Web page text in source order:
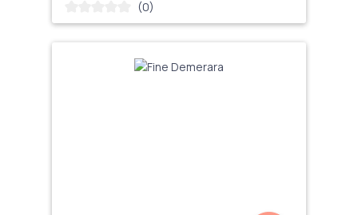
Durchschnittliche Bewertung von 0 von 5 Sternen
(0)